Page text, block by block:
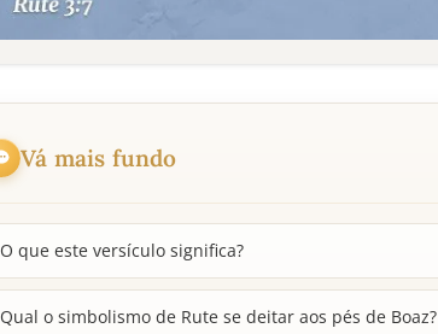
Vá mais fundo
O que este versículo significa?
Qual o simbolismo de Rute se deitar aos pés de Boaz?